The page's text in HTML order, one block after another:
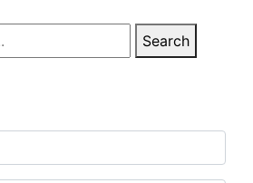
Search